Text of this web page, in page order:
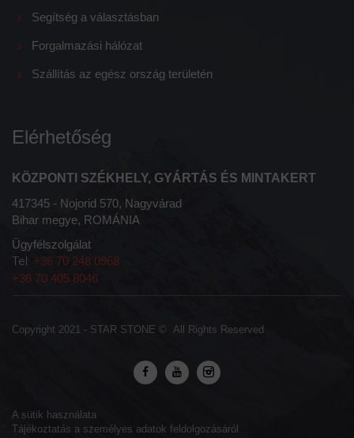
Segítség a választásban
Forgalmazási hálózat
Szállítás az egész ország területén
Elérhetőség
KÖZPONTI SZÉKHELY, GYÁRTÁS ÉS MINTAKERT
417345 - Nojorid 570, Nagyvárad
Bihar megye, ROMÁNIA
Ügyfélszolgálat
Tel: +36 70 248 0968
+36 70 405 8046
Copyright 2021 - STAR STONE © All Rights Reserved
A sütik használata
Tájékoztatás a személyes adatok feldolgozásáról